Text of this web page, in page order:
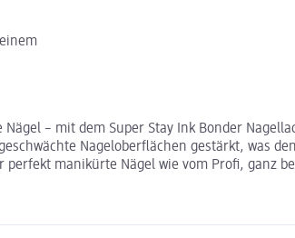
– mit dem Super Stay Ink Bonder
Nageloberflächen gestärkt, was
perfekt manikürte Nägel wie vom Profi, ganz